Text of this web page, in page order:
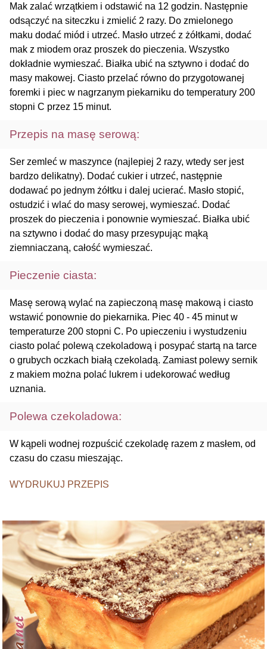
Mak zalać wrzątkiem i odstawić na 12 godzin. Następnie
odsączyć na siteczku i zmielić 2 razy. Do zmielonego
maku dodać miód i utrzeć. Masło utrzeć z żółtkami, dodać
mak z miodem oraz proszek do pieczenia. Wszystko
dokładnie wymieszać. Białka ubić na sztywno i dodać do
masy makowej. Ciasto przelać równo do przygotowanej
foremki i piec w nagrzanym piekarniku do temperatury 200
stopni C przez 15 minut.
Przepis na masę serową:
Ser zemleć w maszynce (najlepiej 2 razy, wtedy ser jest
bardzo delikatny). Dodać cukier i utrzeć, następnie
dodawać po jednym żółtku i dalej ucierać. Masło stopić,
ostudzić i wlać do masy serowej, wymieszać. Dodać
proszek do pieczenia i ponownie wymieszać. Białka ubić
na sztywno i dodać do masy przesypując mąką
ziemniaczaną, całość wymieszać.
Pieczenie ciasta:
Masę serową wylać na zapieczoną masę makową i ciasto
wstawić ponownie do piekarnika. Piec 40 - 45 minut w
temperaturze 200 stopni C. Po upieczeniu i wystudzeniu
ciasto polać polewą czekoladową i posypać startą na tarce
o grubych oczkach białą czekoladą. Zamiast polewy sernik
z makiem można polać lukrem i udekorować według
uznania.
Polewa czekoladowa:
W kąpeli wodnej rozpuścić czekoladę razem z masłem, od
czasu do czasu mieszając.
WYDRUKUJ PRZEPIS